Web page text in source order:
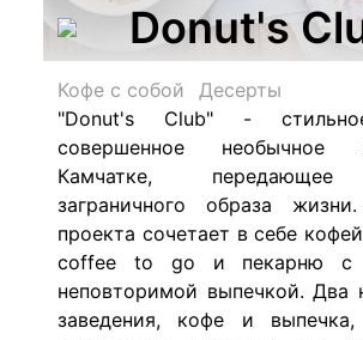
Donut's
Кофе с собой
Десерты
"Donut's Club" -
совершенное
Камчатке, передающее
заграничного образа
проекта сочетает в себе
coffee to go и пекарню с
неповторимой выпечкой. Два
заведения, кофе и